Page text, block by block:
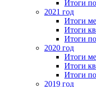
Итоги
2021 год
Итоги
Итоги
Итоги
2020 год
Итоги
Итоги
Итоги
2019 год